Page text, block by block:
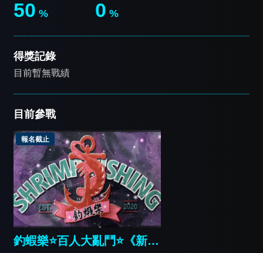
50% 0 %
得獎記錄
目前暫無戰績
目前參戰
報名截止
釣蝦樂⭐️百人大亂鬥⭐️《新人